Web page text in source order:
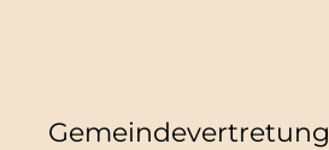
Gemeindevertretung